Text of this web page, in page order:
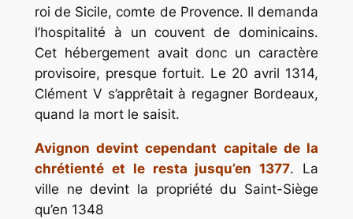
roi de Sicile, comte de Provence. Il demanda
l’hospitalité à un couvent de dominicains.
Cet hébergement avait donc un caractère
provisoire, presque fortuit. Le 20 avril 1314,
Clément V s’apprêtait à regagner Bordeaux,
quand la mort le saisit.
Avignon devint cependant capitale de la
chrétienté et le resta jusqu’en 1377. La
ville ne devint la propriété du Saint-Siège
qu’en 1348